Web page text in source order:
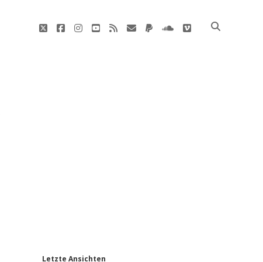
twitterfacebookinstagram
youtube
rss E-
paypalsoundcloud
vimeo
Letzte Ansichten